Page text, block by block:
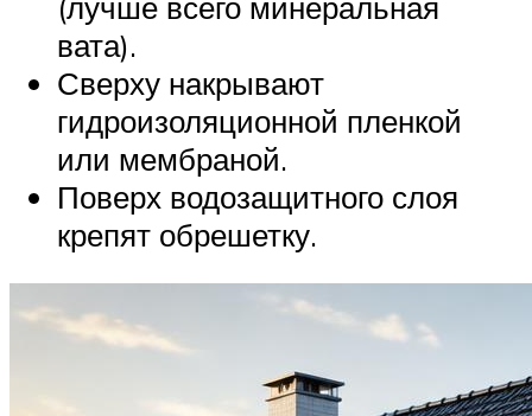
вата).
Сверху накрывают
гидроизоляционной пленкой
или мембраной.
Поверх водозащитного слоя
крепят обрешетку.